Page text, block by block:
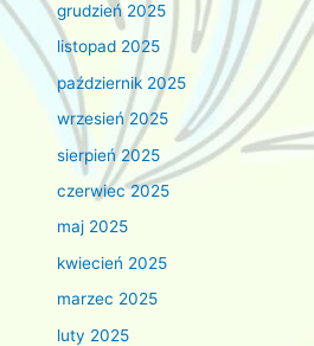
grudzień 2025
listopad 2025
październik 2025
wrzesień 2025
sierpień 2025
czerwiec 2025
maj 2025
kwiecień 2025
marzec 2025
luty 2025